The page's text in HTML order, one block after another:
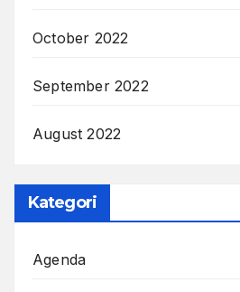
October 2022
September 2022
August 2022
Kategori
Agenda